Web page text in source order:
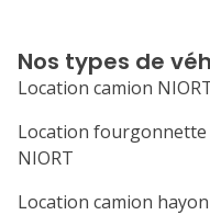
24 25
Nos types de
Location camion
Location fourgonnette
NIORT
Location camion hayon